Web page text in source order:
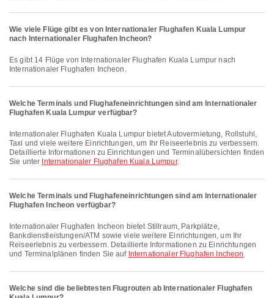
Wie viele Flüge gibt es von Internationaler Flughafen Kuala Lumpur
nach Internationaler Flughafen Incheon?
Es gibt 14 Flüge von Internationaler Flughafen Kuala Lumpur nach
Internationaler Flughafen Incheon.
Welche Terminals und Flughafeneinrichtungen sind am Internationaler
Flughafen Kuala Lumpur verfügbar?
Internationaler Flughafen Kuala Lumpur bietet Autovermietung, Rollstuhl,
Taxi und viele weitere Einrichtungen, um Ihr Reiseerlebnis zu verbessern.
Detaillierte Informationen zu Einrichtungen und Terminalübersichten finden
Sie unter Internationaler Flughafen Kuala Lumpur.
Welche Terminals und Flughafeneinrichtungen sind am Internationaler
Flughafen Incheon verfügbar?
Internationaler Flughafen Incheon bietet Stillraum, Parkplätze,
Bankdienstleistungen/ATM sowie viele weitere Einrichtungen, um Ihr
Reiseerlebnis zu verbessern. Detaillierte Informationen zu Einrichtungen
und Terminalplänen finden Sie auf Internationaler Flughafen Incheon.
Welche sind die beliebtesten Flugrouten ab Internationaler Flughafen